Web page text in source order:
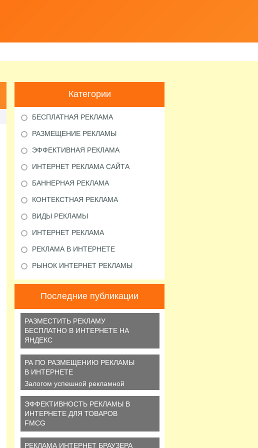
Категории
БЕСПЛАТНАЯ РЕКЛАМА
РАЗМЕЩЕНИЕ РЕКЛАМЫ
ЭФФЕКТИВНАЯ РЕКЛАМА
ИНТЕРНЕТ РЕКЛАМА САЙТА
БАННЕРНАЯ РЕКЛАМА
КОНТЕКСТНАЯ РЕКЛАМА
ВИДЫ РЕКЛАМЫ
ИНТЕРНЕТ РЕКЛАМА
РЕКЛАМА В ИНТЕРНЕТЕ
РЫНОК ИНТЕРНЕТ РЕКЛАМЫ
Последние публикации
РАЗМЕСТИТЬ РЕКЛАМУ
БЕСПЛАТНО В ИНТЕРНЕТЕ НА
ЯНДЕКС
раскрутке сайта на все случаи
жизни или как продвинуть...
РА ПО РАЗМЕЩЕНИЮ РЕКЛАМЫ
В ИНТЕРНЕТЕ
Залогом успешной рекламной
грамотный подбор...
ЭФФЕКТИВНОСТЬ РЕКЛАМЫ В
ИНТЕРНЕТЕ ДЛЯ ТОВАРОВ
FMCG
сообщали, что на фоне
РЕКЛАМА ИНТЕРНЕТ БРАУЗЕРА